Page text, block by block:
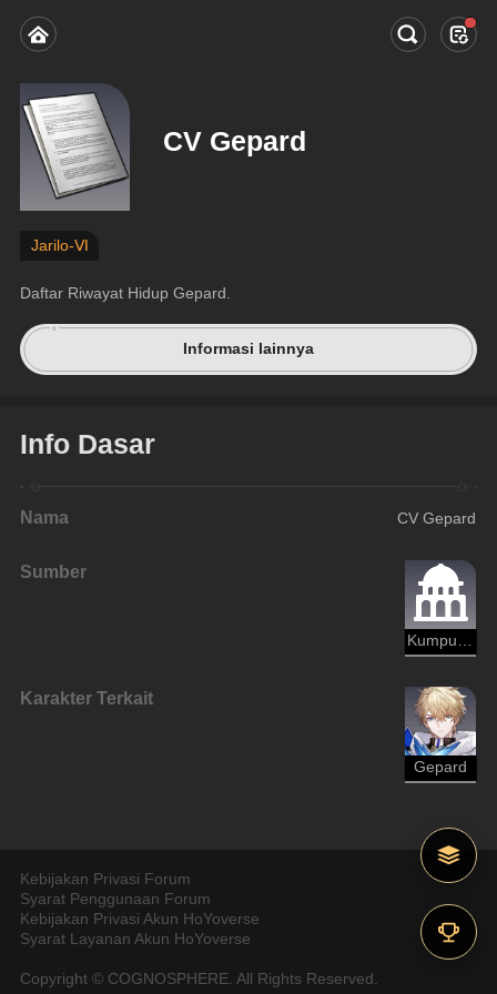
CV Gepard
Jarilo-Ⅵ
Daftar Riwayat Hidup Gepard.
Informasi lainnya
Info Dasar
Nama CV Gepard
Sumber
Kumpulan Benda Langka Museum Kota Beku
Karakter Terkait
Gepard
Kebijakan Privasi Forum
Syarat Penggunaan Forum
Kebijakan Privasi Akun HoYoverse
Syarat Layanan Akun HoYoverse
Copyright © COGNOSPHERE. All Rights Reserved.